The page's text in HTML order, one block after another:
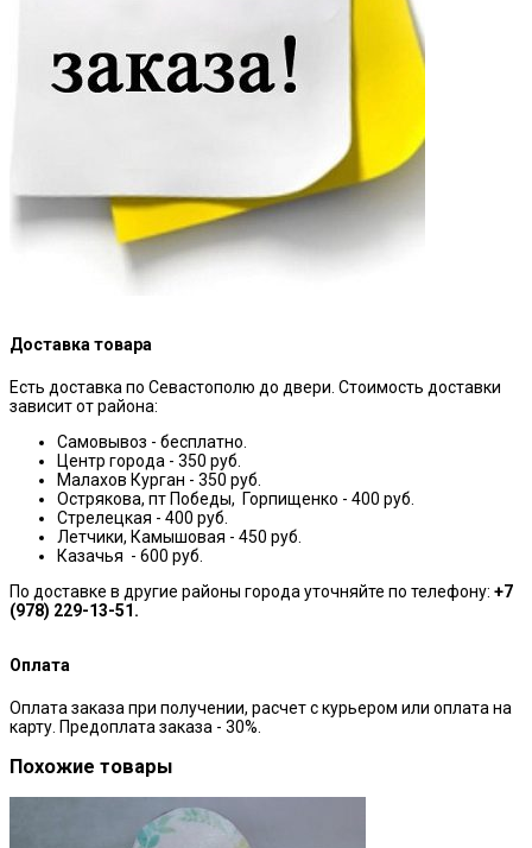
Доставка товара
Есть доставка по Севастополю до двери. Стоимость доставки
зависит от района:
Самовывоз - бесплатно.
Центр города - 350 руб.
Малахов Курган - 350 руб.
Острякова, пт Победы, Горпищенко - 400 руб.
Стрелецкая - 400 руб.
Летчики, Камышовая - 450 руб.
Казачья - 600 руб.
По доставке в другие районы города уточняйте по телефону: +7
(978) 229-13-51.
Оплата
Оплата заказа при получении, расчет с курьером или оплата на
карту. Предоплата заказа - 30%.
Похожие товары